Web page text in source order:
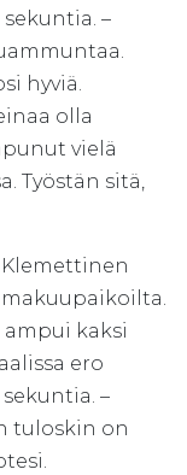
–
hyviä.
olla
vielä
Työstän sitä,
Klemettinen
kaksi
ero
–
tuloskin on